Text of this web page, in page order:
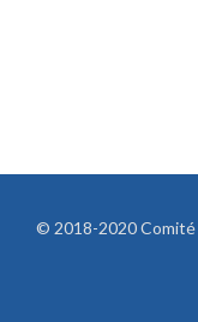
© 2018-2020 Comité